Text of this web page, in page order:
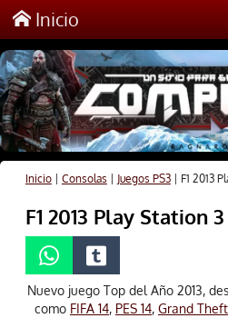
Inicio
Inicio| Consolas Juegos PS3| F1 2013
F1 2013 Play Station
Nuevo juego Top del Año 2013,
como FIFA 14, PES 14, Grand